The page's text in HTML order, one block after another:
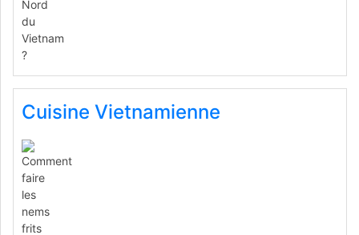
Cuisine Vietnamienne